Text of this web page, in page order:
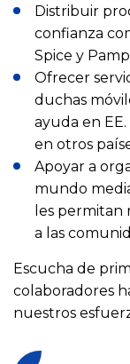
Distribuir
confianza
Spice y
Ofrecer
duchas
ayuda en
en otros
Apoyar a
mundo
les permitan
a las
Escucha de
colaboradores
nuestros